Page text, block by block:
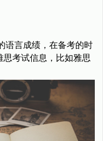
语言成绩，在备考的时
考试信息，比如雅思